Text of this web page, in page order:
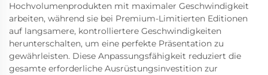
Hochvolumenprodukten mit maximaler Geschwindigkeit
arbeiten, während sie bei Premium-Limitierten Editionen
auf langsamere, kontrolliertere Geschwindigkeiten
herunterschalten, um eine perfekte Präsentation zu
gewährleisten. Diese Anpassungsfähigkeit reduziert die
gesamte erforderliche Ausrüstungsinvestition zur